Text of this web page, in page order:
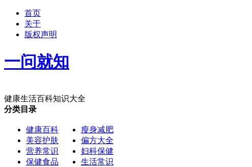
首页
关于
版权声明
一问就知
健康生活百科知识大全
分类目录
健康百科
美容护肤
营养常识
保健食品
瘦身减肥
偏方大全
妇科保健
生活常识